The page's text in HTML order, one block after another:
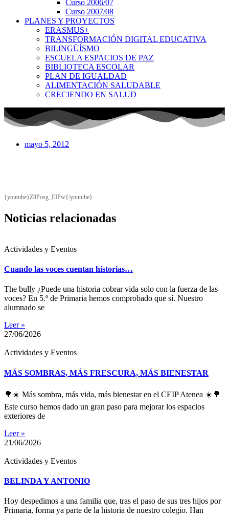
Curso 2006/07
Curso 2007/08
PLANES Y PROYECTOS
ERASMUS+
TRANSFORMACIÓN DIGITAL EDUCATIVA
BILINGÜÍSMO
ESCUELA ESPACIOS DE PAZ
BIBLIOTECA ESCOLAR
PLAN DE IGUALDAD
ALIMENTACIÓN SALUDABLE
CRECIENDO EN SALUD
mayo 5, 2012
{youtube}Z8Posg_EIPw{/youtube}
Noticias relacionadas
Actividades y Eventos
Cuando las voces cuentan historias…
The bully ¿Puede una historia cobrar vida solo con la fuerza de las
voces? En 5.º de Primaria hemos comprobado que sí. Nuestro
alumnado se
Leer »
27/06/2026
Actividades y Eventos
MÁS SOMBRAS, MÁS FRESCURA, MÁS BIENESTAR
🌳☀️ Más sombra, más vida, más bienestar en el CEIP Atenea ☀️🌳
Este curso hemos dado un gran paso para mejorar los espacios
exteriores de
Leer »
21/06/2026
Actividades y Eventos
BELINDA Y ANTONIO
Hoy despedimos a una familia que, tras el paso de sus tres hijos por
Primaria, forma ya parte de la historia de nuestro colegio. Han